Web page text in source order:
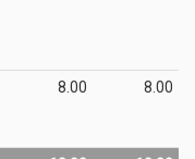
8.00 8.00